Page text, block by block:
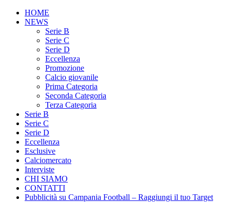
HOME
NEWS
Serie B
Serie C
Serie D
Eccellenza
Promozione
Calcio giovanile
Prima Categoria
Seconda Categoria
Terza Categoria
Serie B
Serie C
Serie D
Eccellenza
Esclusive
Calciomercato
Interviste
CHI SIAMO
CONTATTI
Pubblicità su Campania Football – Raggiungi il tuo Target